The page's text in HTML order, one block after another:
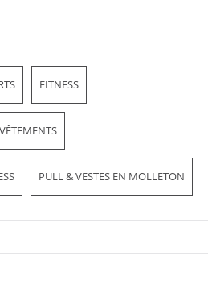
FITNESS
VÊTEMENTS
PULL & VESTES EN MOLLETON